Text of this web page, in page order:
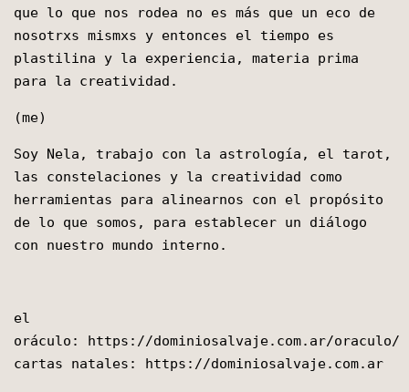
que lo que nos rodea no es más que un eco de
nosotrxs mismxs y entonces el tiempo es
plastilina y la experiencia, materia prima
para la creatividad.
(me)
Soy Nela, trabajo con la astrología, el tarot,
las constelaciones y la creatividad como
herramientas para alinearnos con el propósito
de lo que somos, para establecer un diálogo
con nuestro mundo interno.
el
oráculo: https://dominiosalvaje.com.ar/oraculo/
cartas natales: https://dominiosalvaje.com.ar